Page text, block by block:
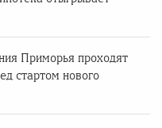
Приморья проходят
стартом нового